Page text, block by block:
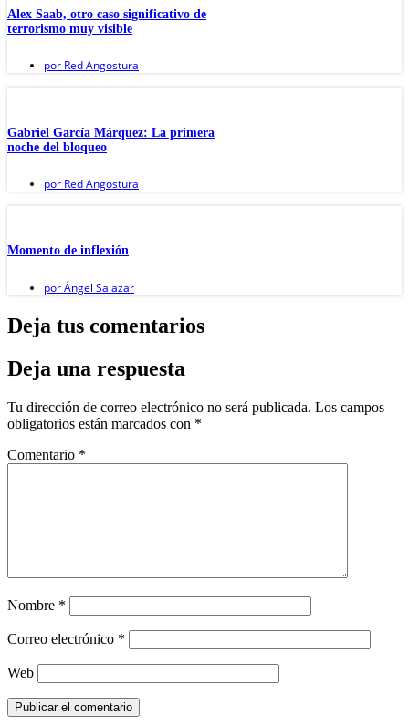
Alex Saab, otro caso significativo de
terrorismo muy visible
por Red Angostura
Gabriel García Márquez: La primera
noche del bloqueo
por Red Angostura
Momento de inflexión
porÁngel Salazar
Deja tus comentarios
Deja una respuesta
Tu dirección de correo electrónico no será publicada. Los campos
obligatorios están marcados con *
Comentario *
Nombre *
Correo electrónico *
Web